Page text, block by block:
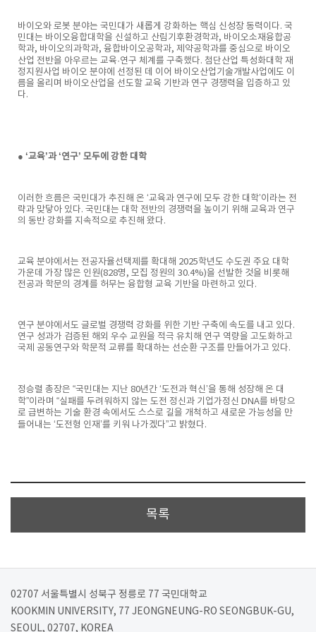
바이오와 로봇 분야는 국민대가 새롭게 강화하는 핵심 신성장 동력이다. 국
민대는 바이오융합대학을 신설하고 산림기후환경학과, 바이오소재융합공
학과, 바이오의과학과, 융합바이오공학과, 제약공학과를 중심으로 바이오
산업 전반을 아우르는 교육·연구 체계를 구축했다. 첨단산업 특성화대학 재
정지원사업 바이오 분야에 선정된 데 이어 바이오산업기술개발사업에도 이
름을 올리며 바이오산업을 선도할 교육 기반과 연구 경쟁력을 입증하고 있
다.
● ‘교육’과 ‘연구’ 모두에 강한 대학
이러한 흐름은 국민대가 추진해 온 ‘교육과 연구에 모두 강한 대학’이라는 전
략과 맞닿아 있다. 국민대는 대학 전반의 경쟁력을 높이기 위해 교육과 연구
의 동반 강화를 지속적으로 추진해 왔다.
교육 분야에서는 전공자율선택제를 확대해 2025학년도 수도권 주요 대학
가운데 가장 많은 인원(828명, 모집 정원의 30.4%)을 선발한 것을 비롯해
전공과 학문의 경계를 허무는 융합형 교육 기반을 마련하고 있다.
연구 분야에서도 글로벌 경쟁력 강화를 위한 기반 구축에 속도를 내고 있다.
연구 성과가 검증된 해외 우수 교원을 적극 유치해 연구 역량을 고도화하고
국제 공동연구와 학문적 교류를 확대하는 선순환 구조를 만들어가고 있다.
정승렬 총장은 “국민대는 지난 80년간 ‘도전과 혁신’을 통해 성장해 온 대
학”이라며 “실패를 두려워하지 않는 도전 정신과 기업가정신 DNA를 바탕으
로 급변하는 기술 환경 속에서도 스스로 길을 개척하고 새로운 가능성을 만
들어내는 ‘도전형 인재’를 키워 나가겠다”고 밝혔다.
목록
02707 서울특별시 성북구 정릉로 77 국민대학교
KOOKMIN UNIVERSITY, 77 JEONGNEUNG-RO SEONGBUK-GU,
SEOUL, 02707, KOREA